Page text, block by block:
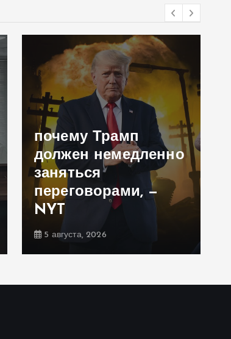
почему Трамп
должен немедленно
заняться
переговорами, —
NYT
5 августа, 2026